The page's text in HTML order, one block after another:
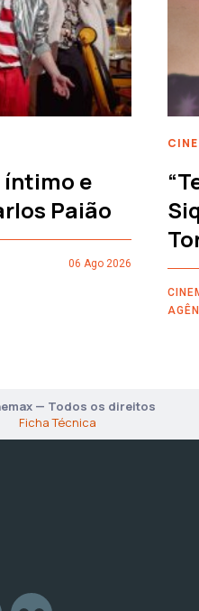
íntimo e
Paião
06 Ago 2026
— Todos os direitos
Ficha Técnica